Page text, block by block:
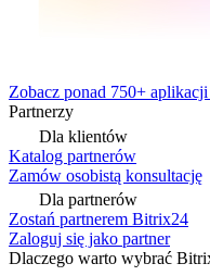
Zobacz ponad 750+
Partnerzy
Dla klientów
Katalog partnerów
Zamów osobistą konsultację
Dla partnerów
Zostań partnerem Bitrix24
Zaloguj się jako partner
Dlaczego warto wybrać